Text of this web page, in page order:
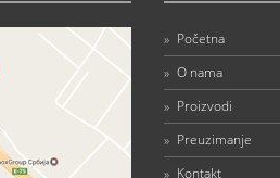
» Početna
» O nama
» Proizvodi
» Preuzimanje
» Kontakt